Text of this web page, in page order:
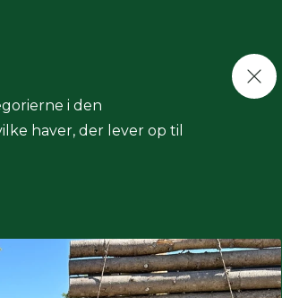
i den
haver, der lever op til